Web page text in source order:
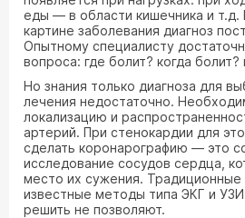
еды — в области кишечника и т.д.
картине заболевания диагноз
Опытному специалисту
вопроса: где болит? когда
Но знания только диагноза для
лечения недостаточно.
локализацию и
артерий. При стенокардии для
сделать коронарографию — это
исследование сосудов сердца,
место их сужения. Традиционные
известные методы типа ЭКГ и
решить не позволяют.